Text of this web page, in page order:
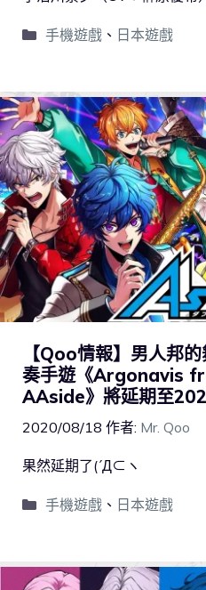
手機遊戲、 日本遊戲
【Qoo情報】男人邦
奏手遊《Argonavis
AAside》將延期至
2020/08/18 作者: Mr. Qoo
果然延期了(´Д⊂ヽ
手機遊戲、 日本遊戲